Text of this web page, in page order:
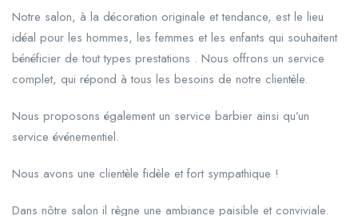
Notre salon, à la décoration originale et tendance, est le lieu
idéal pour les hommes, les femmes et les enfants qui souhaitent
bénéficier de tout types prestations . Nous offrons un service
complet, qui répond à tous les besoins de notre clientèle.
Nous proposons également un service barbier ainsi qu’un
service événementiel.
Nous avons une clientèle fidèle et fort sympathique !
Dans nôtre salon il règne une ambiance paisible et conviviale.